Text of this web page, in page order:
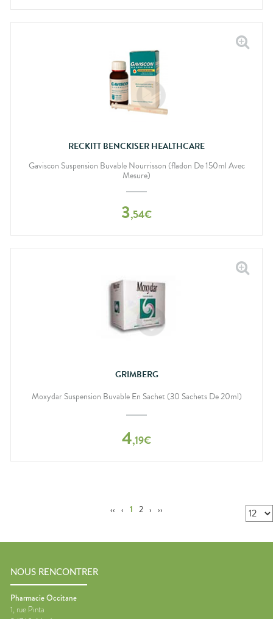
RECKITT BENCKISER HEALTHCARE
Gaviscon Suspension Buvable Nourrisson (fladon De 150ml Avec
Mesure)
3,54€
GRIMBERG
Moxydar Suspension Buvable En Sachet (30 Sachets De 20ml)
4,19€
‹‹ ‹ 1 2 › ››
NOUS RENCONTRER
Pharmacie Occitane
1, rue Pinta